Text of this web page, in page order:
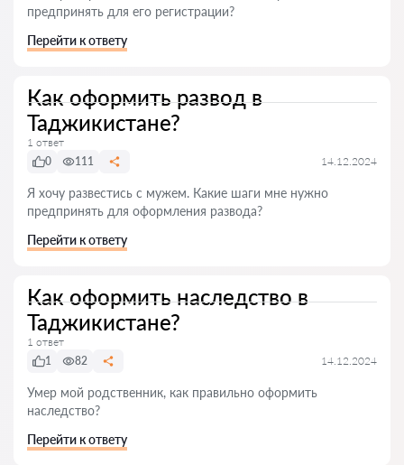
предпринять для его регистрации?
Перейти к ответу
Как оформить развод в
Таджикистане?
1 ответ
0
111 14.12.2024
Я хочу развестись с мужем. Какие шаги мне нужно
предпринять для оформления развода?
Перейти к ответу
Как оформить наследство в
Таджикистане?
1 ответ
1
82 14.12.2024
Умер мой родственник, как правильно оформить
наследство?
Перейти к ответу